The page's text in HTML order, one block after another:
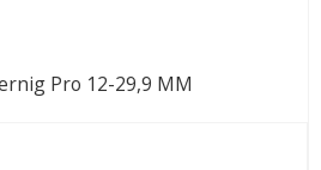
Pro 12-29,9 MM